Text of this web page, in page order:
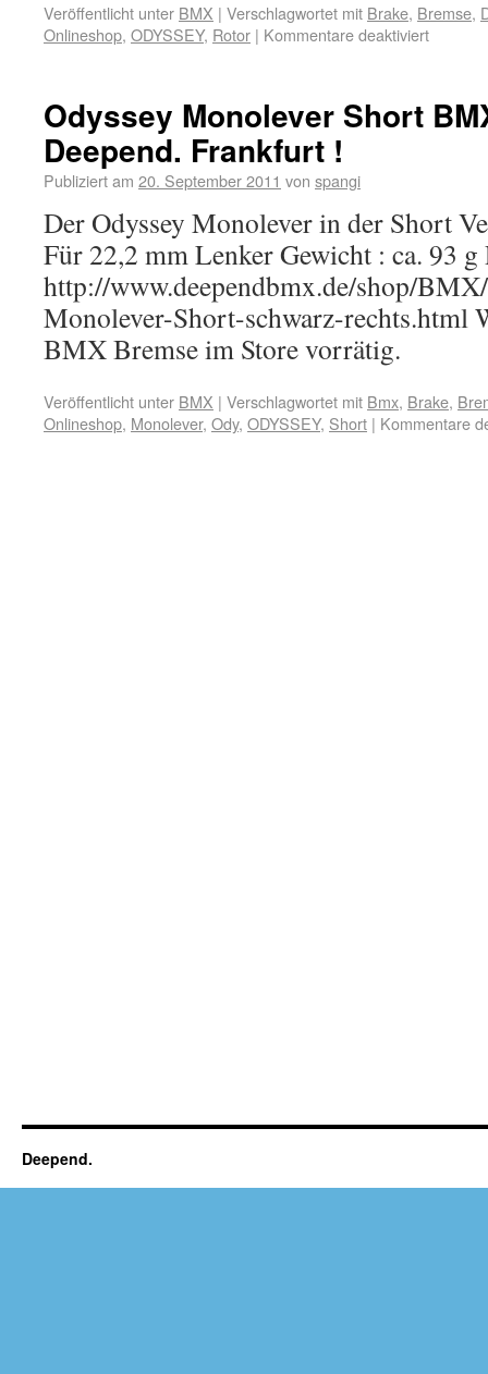
Veröffentlicht unter BMX | Verschlagwortet mit Brake, Bremse,
Onlineshop, ODYSSEY, Rotor | Kommentare deaktiviert
Odyssey Monolever Short
Deepend. Frankfurt !
Publiziert am 20. September 2011 von spangi
Der Odyssey Monolever in der Short
Für 22,2 mm Lenker Gewicht : ca. 93 g
http://www.deependbmx.de/shop/
Monolever-Short-schwarz-rechts.html
BMX Bremse im Store vorrätig.
Veröffentlicht unter BMX | Verschlagwortet mit Bmx, Brake,
Onlineshop, Monolever, Ody, ODYSSEY, Short | Kommentare
Deepend.